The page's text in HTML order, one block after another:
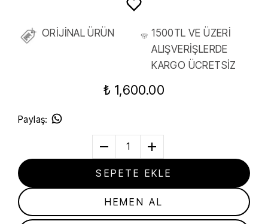
ORİJİNAL ÜRÜN
1500TL VE ÜZERİ
ALIŞVERİŞLERDE
KARGO ÜCRETSİZ
₺ 1,600.00
Paylaş:
1
SEPETE EKLE
HEMEN AL